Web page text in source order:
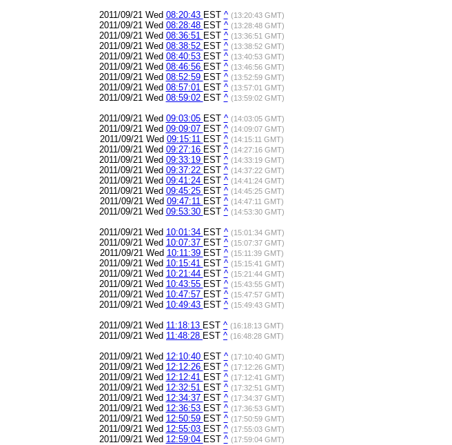
2011/09/21 Wed 08:20:43 EST ^ (13:20:43 GMT)
2011/09/21 Wed 08:28:48 EST ^ (13:28:48 GMT)
2011/09/21 Wed 08:36:51 EST ^ (13:36:51 GMT)
2011/09/21 Wed 08:38:52 EST ^ (13:38:52 GMT)
2011/09/21 Wed 08:40:53 EST ^ (13:40:53 GMT)
2011/09/21 Wed 08:46:56 EST ^ (13:46:56 GMT)
2011/09/21 Wed 08:52:59 EST ^ (13:52:59 GMT)
2011/09/21 Wed 08:57:01 EST ^ (13:57:01 GMT)
2011/09/21 Wed 08:59:02 EST ^ (13:59:02 GMT)
2011/09/21 Wed 09:03:05 EST ^ (14:03:05 GMT)
2011/09/21 Wed 09:09:07 EST ^ (14:09:07 GMT)
2011/09/21 Wed 09:15:11 EST ^ (14:15:11 GMT)
2011/09/21 Wed 09:27:16 EST ^ (14:27:16 GMT)
2011/09/21 Wed 09:33:19 EST ^ (14:33:19 GMT)
2011/09/21 Wed 09:37:22 EST ^ (14:37:22 GMT)
2011/09/21 Wed 09:41:24 EST ^ (14:41:24 GMT)
2011/09/21 Wed 09:45:25 EST ^ (14:45:25 GMT)
2011/09/21 Wed 09:47:11 EST ^ (14:47:11 GMT)
2011/09/21 Wed 09:53:30 EST ^ (14:53:30 GMT)
2011/09/21 Wed 10:01:34 EST ^ (15:01:34 GMT)
2011/09/21 Wed 10:07:37 EST ^ (15:07:37 GMT)
2011/09/21 Wed 10:11:39 EST ^ (15:11:39 GMT)
2011/09/21 Wed 10:15:41 EST ^ (15:15:41 GMT)
2011/09/21 Wed 10:21:44 EST ^ (15:21:44 GMT)
2011/09/21 Wed 10:43:55 EST ^ (15:43:55 GMT)
2011/09/21 Wed 10:47:57 EST ^ (15:47:57 GMT)
2011/09/21 Wed 10:49:43 EST ^ (15:49:43 GMT)
2011/09/21 Wed 11:18:13 EST ^ (16:18:13 GMT)
2011/09/21 Wed 11:48:28 EST ^ (16:48:28 GMT)
2011/09/21 Wed 12:10:40 EST ^ (17:10:40 GMT)
2011/09/21 Wed 12:12:26 EST ^ (17:12:26 GMT)
2011/09/21 Wed 12:12:41 EST ^ (17:12:41 GMT)
2011/09/21 Wed 12:32:51 EST ^ (17:32:51 GMT)
2011/09/21 Wed 12:34:37 EST ^ (17:34:37 GMT)
2011/09/21 Wed 12:36:53 EST ^ (17:36:53 GMT)
2011/09/21 Wed 12:50:59 EST ^ (17:50:59 GMT)
2011/09/21 Wed 12:55:03 EST ^ (17:55:03 GMT)
2011/09/21 Wed 12:59:04 EST ^ (17:59:04 GMT)